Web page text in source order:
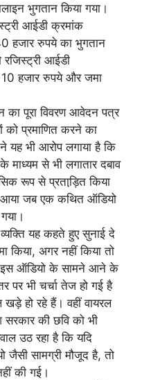
भुगतान किया गया।
आईडी क्रमांक
रुपये का भुगतान
रजिस्ट्री आईडी
हजार रुपये और जमा
पूरा विवरण आवेदन पत्र
को प्रमाणित करने का
यह भी आरोप लगाया है कि
माध्यम से भी लगातार दबाव
रूप से प्रताड़ि़त किया
आया जब एक कथित ऑडियो
यह कहते हुए सुनाई दे
किया, अगर नहीं किया तो
इस ऑडियो के सामने आने के
पर भी चर्चा तेज हो गई है
हो रहे हैं। वहीं वायरल
की छवि को भी
उठ रहा है कि यदि
जैसी सामग्री मौजूद है, तो
की गई।